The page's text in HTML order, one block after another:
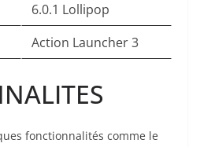
6.0.1 Lollipop
Action Launcher 3
fonctionnalités comme le